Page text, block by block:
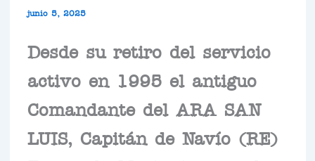
junio 5, 2025
Desde su retiro del servicio
activo en 1995 el antiguo
Comandante del ARA SAN
LUIS, Capitán de Navío (RE)